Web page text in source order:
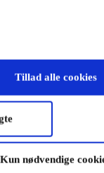
Tillad alle cookies
Kun nødvendige